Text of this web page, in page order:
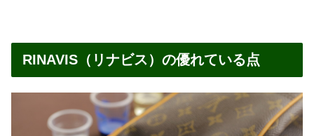
RINAVIS（リナビス）の優れている点